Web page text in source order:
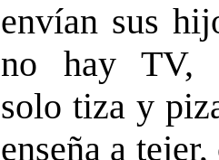
envían sus
no hay TV,
solo tiza y
enseña a